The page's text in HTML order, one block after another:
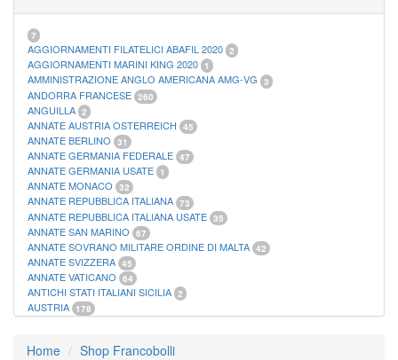
MATERIALE FILATELICO MARINI 33
RACCOGLITORI XL
7
AGGIORNAMENTI FILATELICI ABAFIL 2020 2
AGGIORNAMENTI MARINI KING 2020 1
AMMINISTRAZIONE ANGLO AMERICANA AMG-VG 3
ANDORRA FRANCESE 260
ANGUILLA 2
ANNATE AUSTRIA OSTERREICH 45
ANNATE BERLINO 31
ANNATE GERMANIA FEDERALE 47
ANNATE GERMANIA USATE 1
ANNATE MONACO 32
ANNATE REPUBBLICA ITALIANA 73
ANNATE REPUBBLICA ITALIANA USATE 35
ANNATE SAN MARINO 67
ANNATE SOVRANO MILITARE ORDINE DI MALTA 42
ANNATE SVIZZERA 45
ANNATE VATICANO 64
ANTICHI STATI ITALIANI SICILIA 2
AUSTRIA 178
CASTELROSSO 10
Home
Shop Francobolli